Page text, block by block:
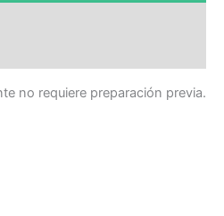
no requiere preparación previa.